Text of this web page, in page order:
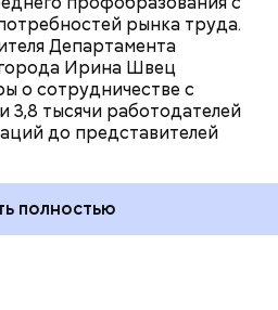
рынка труда.
Департамента
Ирина Швец
о сотрудничестве с
3,8 тысячи работодателей
до представителей
полностью
устроено, послушав
я по-другому стала
Думаю, что мне было
кадром, например в
она.